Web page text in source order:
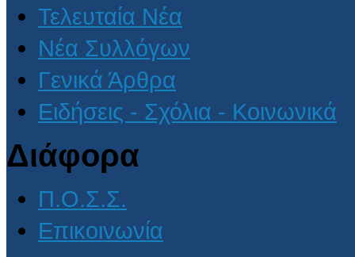
Τελευταία Νέα
Νέα Συλλόγων
Γενικά Άρθρα
Ειδήσεις - Σχόλια - Κοινωνικά
Διάφορα
Π.Ο.Σ.Σ.
Επικοινωνία